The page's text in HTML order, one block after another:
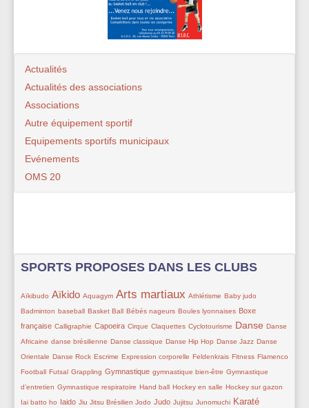
Actualités
Actualités des associations
Associations
Autre équipement sportif
Equipements sportifs municipaux
Evénements
OMS 20
SPORTS PROPOSES DANS LES CLUBS
40/193
Aïkibudo
115/193Aïkido
35/193 Aquagym
127/193 Arts martiaux
12/193 Athlétisme
24/193 Baby judo
20/193
Badminton
12/193 baseball
25/193 Basket Ball
18/193 Bébés nageurs
18/193 Boules lyonnaises
47/193
Boxe
française
37/193 Calligraphie
56/193 Capoeira
12/193 Cirque
6/193 Claquettes
19/193 Cyclotourisme
88/193 Danse
30/193
Danse
Africaine
24/193 danse brésilienne
14/193 Danse classique
24/193 Danse Hip Hop
6/193 Danse Jazz
6/193
Danse
Orientale
6/193 Danse Rock
6/193 Escrime
14/193 Expression corporelle
7/193 Feldenkrais
6/193 Fitness
6/193 Flamenco
18/193
Football
6/193 Futsal
6/193 Grappling
57/193 Gymnastique
6/193 gymnastique bien-être
14/193
Gymnastique
d’entretien
35/193 Gymnastique respiratoire
12/193 Hand ball
37/193 Hockey en salle
37/193 Hockey sur gazon
6/193
Iai batto ho
48/193 Iaido
6/193 Jiu Jitsu Brésilien
29/193 Jodo
53/193 Judo
21/193 Jujitsu
37/193 Junomuchi
82/193 Karaté
131/193